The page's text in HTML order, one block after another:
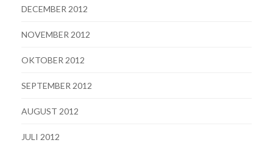
DECEMBER 2012
NOVEMBER 2012
OKTOBER 2012
SEPTEMBER 2012
AUGUST 2012
JULI 2012